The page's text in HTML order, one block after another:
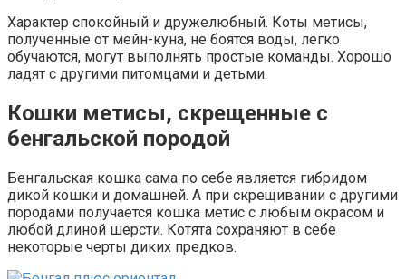
Характер спокойный и дружелюбный. Коты метисы,
полученные от мейн-куна, не боятся воды, легко
обучаются, могут выполнять простые команды. Хорошо
ладят с другими питомцами и детьми.
Кошки метисы, скрещенные с
бенгальской породой
Бенгальская кошка сама по себе является гибридом
дикой кошки и домашней. А при скрещивании с другими
породами получается кошка метис с любым окрасом и
любой длиной шерсти. Котята сохраняют в себе
некоторые черты диких предков.